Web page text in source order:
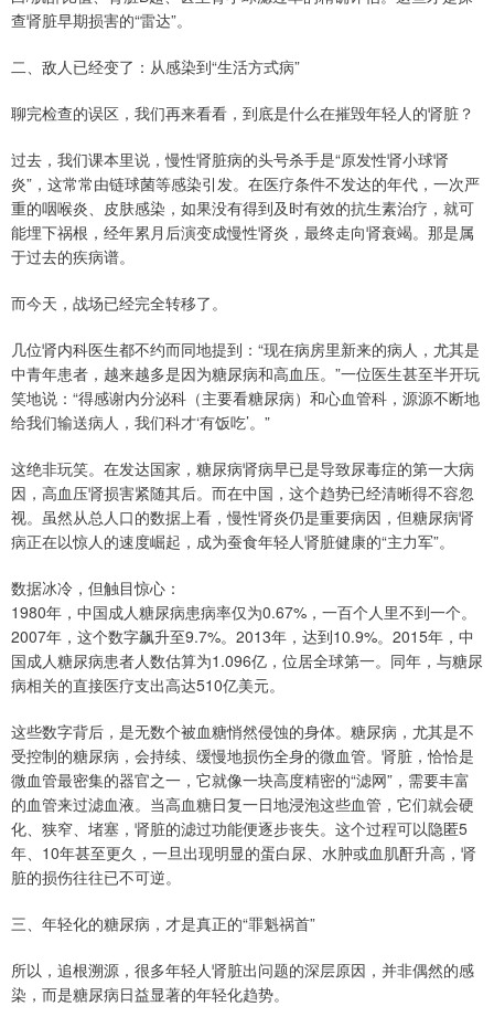
查肾脏早期损害的“雷达”。
二、敌人已经变了：从感染到“生活方式病”
聊完检查的误区，我们再来看看，到底是什么在摧毁年轻人的肾脏？
过去，我们课本里说，慢性肾脏病的头号杀手是“原发性肾小球肾
炎”，这常常由链球菌等感染引发。在医疗条件不发达的年代，一次严
重的咽喉炎、皮肤感染，如果没有得到及时有效的抗生素治疗，就可
能埋下祸根，经年累月后演变成慢性肾炎，最终走向肾衰竭。那是属
于过去的疾病谱。
而今天，战场已经完全转移了。
几位肾内科医生都不约而同地提到：“现在病房里新来的病人，尤其是
中青年患者，越来越多是因为糖尿病和高血压。”一位医生甚至半开玩
笑地说：“得感谢内分泌科（主要看糖尿病）和心血管科，源源不断地
给我们输送病人，我们科才‘有饭吃’。”
这绝非玩笑。在发达国家，糖尿病肾病早已是导致尿毒症的第一大病
因，高血压肾损害紧随其后。而在中国，这个趋势已经清晰得不容忽
视。虽然从总人口的数据上看，慢性肾炎仍是重要病因，但糖尿病肾
病正在以惊人的速度崛起，成为蚕食年轻人肾脏健康的“主力军”。
数据冰冷，但触目惊心：
1980年，中国成人糖尿病患病率仅为0.67%，一百个人里不到一个。
2007年，这个数字飙升至9.7%。2013年，达到10.9%。2015年，中
国成人糖尿病患者人数估算为1.096亿，位居全球第一。同年，与糖尿
病相关的直接医疗支出高达510亿美元。
这些数字背后，是无数个被血糖悄然侵蚀的身体。糖尿病，尤其是不
受控制的糖尿病，会持续、缓慢地损伤全身的微血管。肾脏，恰恰是
微血管最密集的器官之一，它就像一块高度精密的“滤网”，需要丰富
的血管来过滤血液。当高血糖日复一日地浸泡这些血管，它们就会硬
化、狭窄、堵塞，肾脏的滤过功能便逐步丧失。这个过程可以隐匿5
年、10年甚至更久，一旦出现明显的蛋白尿、水肿或血肌酐升高，肾
脏的损伤往往已不可逆。
三、年轻化的糖尿病，才是真正的“罪魁祸首”
所以，追根溯源，很多年轻人肾脏出问题的深层原因，并非偶然的感
染，而是糖尿病日益显著的年轻化趋势。